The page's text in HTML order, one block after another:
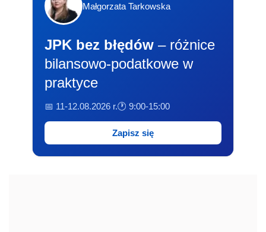
Małgorzata Tarkowska
JPK bez błędów – różnice
bilansowo-podatkowe w
praktyce
📅 11-12.08.2026 r.🕐 9:00-15:00
Zapisz się